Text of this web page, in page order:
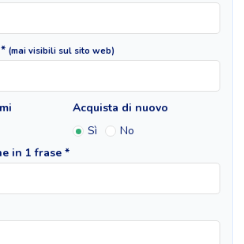
(mai visibili sul sito web)
Acquista di nuovo
Sì
No
in 1 frase *